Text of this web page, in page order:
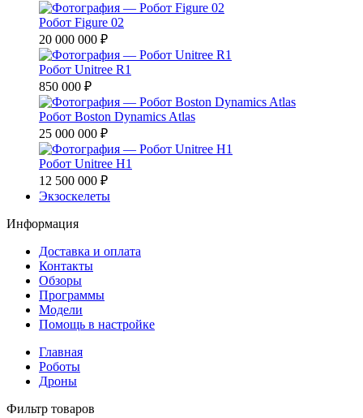
Робот Figure 02
20 000 000 ₽
Робот Unitree R1
850 000 ₽
Робот Boston Dynamics Atlas
25 000 000 ₽
Робот Unitree H1
12 500 000 ₽
Экзоскелеты
Информация
Доставка и оплата
Контакты
Обзоры
Программы
Модели
Помощь в настройке
Главная
Роботы
Дроны
Фильтр товаров